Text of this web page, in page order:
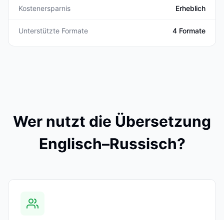
Kostenersparnis Erheblich
Unterstützte Formate 4 Formate
Wer nutzt die Übersetzung
Englisch–Russisch?